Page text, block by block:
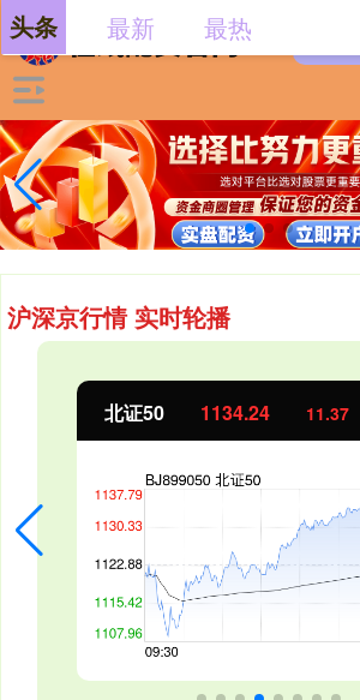
沪深京行情 实时轮播
北证50 1134.24 11.37
头条 最新 最热